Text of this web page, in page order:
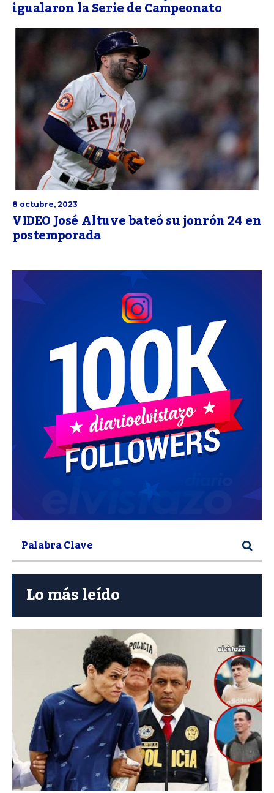
igualaron la Serie de Campeonato
8 octubre, 2023
VIDEO José Altuve bateó su jonrón 24 en
postemporada
Lo más leído